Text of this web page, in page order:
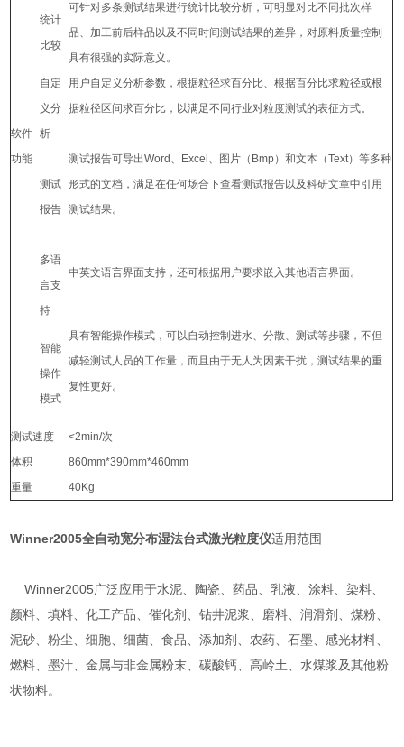
软件
功能
统计
比较
可针对多条测试结果进行统计比较分析，可明显对比不同批次样
品、加工前后样品以及不同时间测试结果的差异，对原料质量控制
具有很强的实际意义。
自定
义分
析
用户自定义分析参数，根据粒径求百分比、根据百分比求粒径或根
据粒径区间求百分比，以满足不同行业对粒度测试的表征方式。
测试
报告
测试报告可导出Word、Excel、图片（Bmp）和文本（Text）等多种
形式的文档，满足在任何场合下查看测试报告以及科研文章中引用
测试结果。
多语
言支
持
中英文语言界面支持，还可根据用户要求嵌入其他语言界面。
智能
操作
模式
具有智能操作模式，可以自动控制进水、分散、测试等步骤，不但
减轻测试人员的工作量，而且由于无人为因素干扰，测试结果的重
复性更好。
测试速度
<2min/次
体积
860mm*390mm*460mm
重量
40Kg
Winner2005全自动宽分布湿法台式激光粒度仪适用范围
Winner2005广泛应用于水泥、陶瓷、药品、乳液、涂料、染料、
颜料、填料、化工产品、催化剂、钻井泥浆、磨料、润滑剂、煤粉、
泥砂、粉尘、细胞、细菌、食品、添加剂、农药、石墨、感光材料、
燃料、墨汁、金属与非金属粉末、碳酸钙、高岭土、水煤浆及其他粉
状物料。